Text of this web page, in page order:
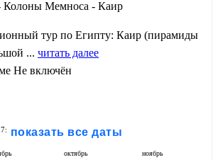
Колоны Мемноса - Каир
тур по Египту: Каир (пирамиды
... читать далее
Не включён
показать все даты
октябрь ноябрь